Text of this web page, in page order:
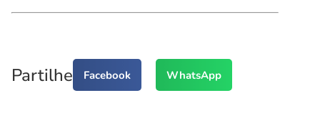
Partilhe Facebook WhatsApp